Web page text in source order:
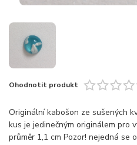
Ohodnotit produkt
Originální kabošon ze sušených
kus je jedinečným originálem pro
průměr 1,1 cm Pozor! nejedná